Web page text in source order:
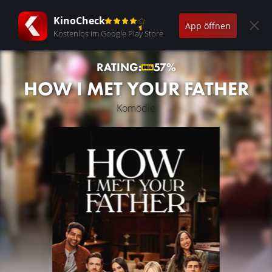
KinoCheck
Kostenlos im Google Play Store
App öffnen
RATING: 57%
HOW I MET YOUR FATHER
Komödie